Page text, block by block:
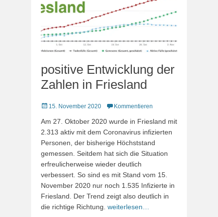
positive Entwicklung der
Zahlen in Friesland
Veröffentlicht
15. November 2020 Kommentieren
Am 27. Oktober 2020 wurde in Friesland mit
2.313 aktiv mit dem Coronavirus infizierten
Personen, der bisherige Höchststand
gemessen. Seitdem hat sich die Situation
erfreulicherweise wieder deutlich
verbessert. So sind es mit Stand vom 15.
November 2020 nur noch 1.535 Infizierte in
Friesland. Der Trend zeigt also deutlich in
die richtige Richtung. weiterlesen…